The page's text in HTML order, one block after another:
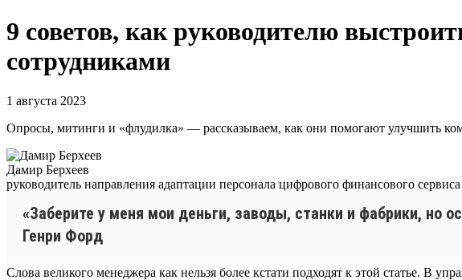
9 советов, как руководителю
сотрудниками
1 августа 2023
Опросы, митинги и «флудилка» — рассказываем, как они помогают улучшить
Дамир Берхеев
руководитель направления адаптации персонала цифрового финансового
«Заберите у меня мои деньги, заводы, станки и фабрики,
Генри Форд
Слова великого менеджера как нельзя более кстати подходят к этой статье. В